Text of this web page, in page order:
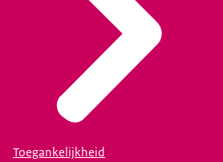
Toegankelijkheid